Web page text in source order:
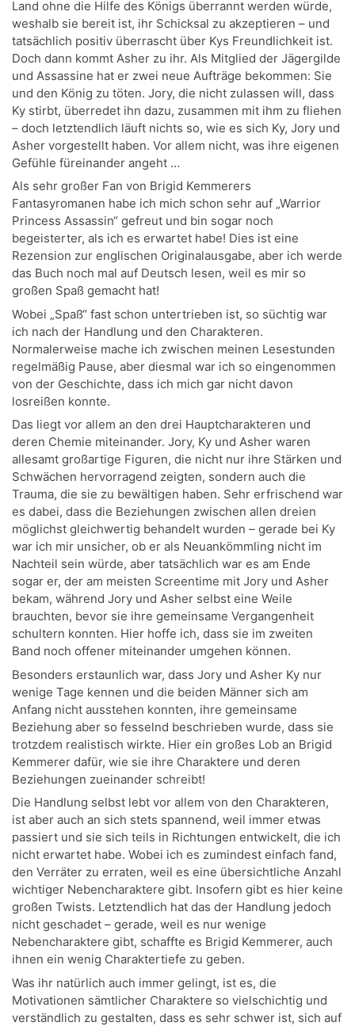
Land ohne die Hilfe des Königs überrannt werden würde,
weshalb sie bereit ist, ihr Schicksal zu akzeptieren – und
tatsächlich positiv überrascht über Kys Freundlichkeit ist.
Doch dann kommt Asher zu ihr. Als Mitglied der Jägergilde
und Assassine hat er zwei neue Aufträge bekommen: Sie
und den König zu töten. Jory, die nicht zulassen will, dass
Ky stirbt, überredet ihn dazu, zusammen mit ihm zu fliehen
– doch letztendlich läuft nichts so, wie es sich Ky, Jory und
Asher vorgestellt haben. Vor allem nicht, was ihre eigenen
Gefühle füreinander angeht …
Als sehr großer Fan von Brigid Kemmerers
Fantasyromanen habe ich mich schon sehr auf „Warrior
Princess Assassin“ gefreut und bin sogar noch
begeisterter, als ich es erwartet habe! Dies ist eine
Rezension zur englischen Originalausgabe, aber ich werde
das Buch noch mal auf Deutsch lesen, weil es mir so
großen Spaß gemacht hat!
Wobei „Spaß“ fast schon untertrieben ist, so süchtig war
ich nach der Handlung und den Charakteren.
Normalerweise mache ich zwischen meinen Lesestunden
regelmäßig Pause, aber diesmal war ich so eingenommen
von der Geschichte, dass ich mich gar nicht davon
losreißen konnte.
Das liegt vor allem an den drei Hauptcharakteren und
deren Chemie miteinander. Jory, Ky und Asher waren
allesamt großartige Figuren, die nicht nur ihre Stärken und
Schwächen hervorragend zeigten, sondern auch die
Trauma, die sie zu bewältigen haben. Sehr erfrischend war
es dabei, dass die Beziehungen zwischen allen dreien
möglichst gleichwertig behandelt wurden – gerade bei Ky
war ich mir unsicher, ob er als Neuankömmling nicht im
Nachteil sein würde, aber tatsächlich war es am Ende
sogar er, der am meisten Screentime mit Jory und Asher
bekam, während Jory und Asher selbst eine Weile
brauchten, bevor sie ihre gemeinsame Vergangenheit
schultern konnten. Hier hoffe ich, dass sie im zweiten
Band noch offener miteinander umgehen können.
Besonders erstaunlich war, dass Jory und Asher Ky nur
wenige Tage kennen und die beiden Männer sich am
Anfang nicht ausstehen konnten, ihre gemeinsame
Beziehung aber so fesselnd beschrieben wurde, dass sie
trotzdem realistisch wirkte. Hier ein großes Lob an Brigid
Kemmerer dafür, wie sie ihre Charaktere und deren
Beziehungen zueinander schreibt!
Die Handlung selbst lebt vor allem von den Charakteren,
ist aber auch an sich stets spannend, weil immer etwas
passiert und sie sich teils in Richtungen entwickelt, die ich
nicht erwartet habe. Wobei ich es zumindest einfach fand,
den Verräter zu erraten, weil es eine übersichtliche Anzahl
wichtiger Nebencharaktere gibt. Insofern gibt es hier keine
großen Twists. Letztendlich hat das der Handlung jedoch
nicht geschadet – gerade, weil es nur wenige
Nebencharaktere gibt, schaffte es Brigid Kemmerer, auch
ihnen ein wenig Charaktertiefe zu geben.
Was ihr natürlich auch immer gelingt, ist es, die
Motivationen sämtlicher Charaktere so vielschichtig und
verständlich zu gestalten, dass es sehr schwer ist, sich auf